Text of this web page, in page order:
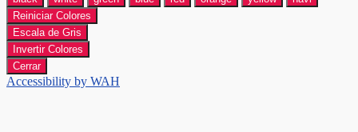
Reiniciar Colores
Escala de Gris
Invertir Colores
Cerrar
Accessibility by WAH